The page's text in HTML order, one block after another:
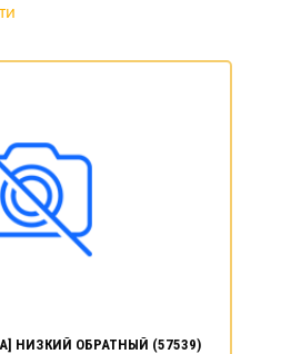
НИЗКИЙ ОБРАТНЫЙ (57539)